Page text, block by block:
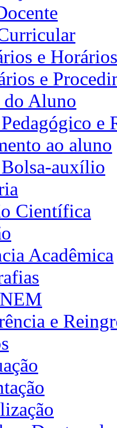
e Horários
e
Aluno
e
ao aluno
auxílio
Científica
Acadêmica
e